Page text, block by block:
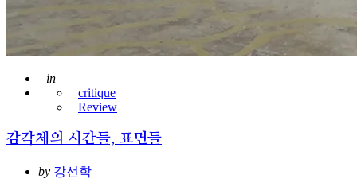
Posted
in
critique
Review
감각체의 시간들, 표면들
Posted
by 강선학